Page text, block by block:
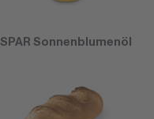
SPAR Sonnenblumenöl